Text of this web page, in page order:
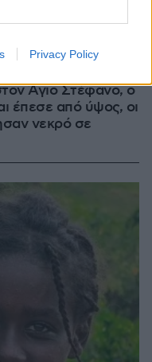
Privacy Policy
Άγιο Στέφανο, ο
έπεσε από ύψος, οι
νεκρό σε